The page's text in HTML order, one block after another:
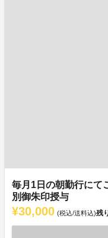
毎月1日の朝勤行にて
別御朱印授与
¥30,000 (税込/送料込)残